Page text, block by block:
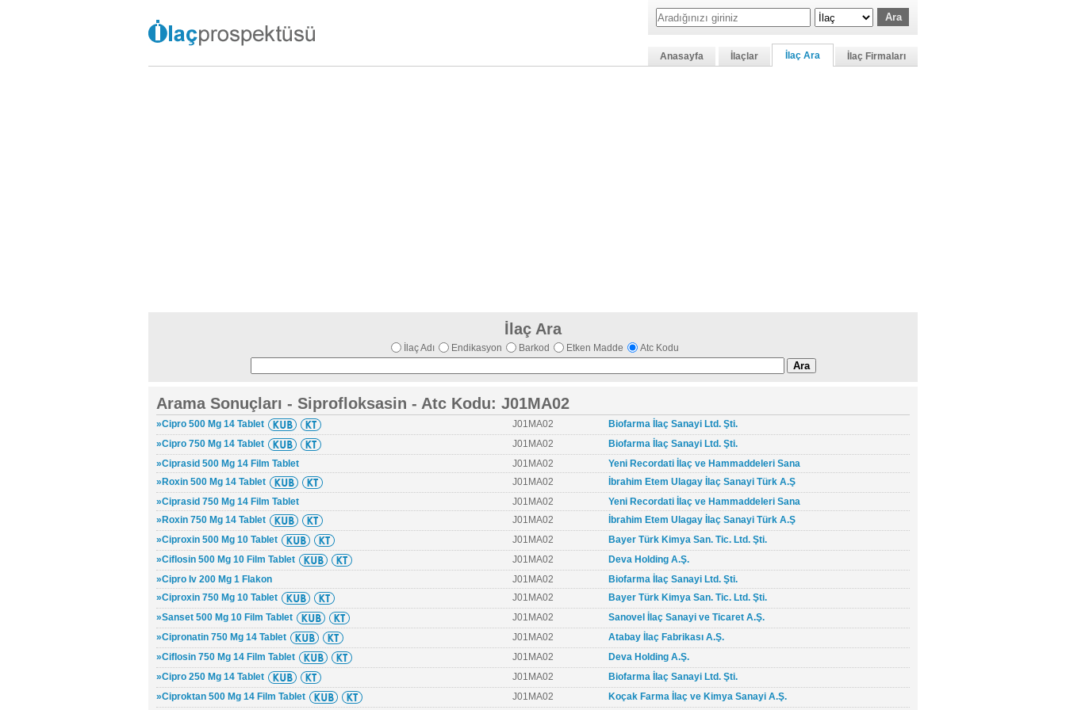
Anasayfa İlaçlar İlaç Ara İlaç Firmaları
İlaç Ara
İlaç Adı Endikasyon Barkod Etken Madde Atc Kodu
Arama Sonuçları - Siprofloksasin - Atc Kodu: J01MA02
»Cipro 500 Mg 14 Tablet J01MA02
Biofarma İlaç Sanayi Ltd. Şti.
»Cipro 750 Mg 14 Tablet
J01MA02
Biofarma İlaç Sanayi Ltd. Şti.
»Ciprasid 500 Mg 14 Film Tablet
J01MA02
Yeni Recordati İlaç ve Hammaddeleri Sana
»Roxin 500 Mg 14 Tablet
J01MA02
İbrahim Etem Ulagay İlaç Sanayi Türk A.Ş
»Ciprasid 750 Mg 14 Film Tablet
J01MA02
Yeni Recordati İlaç ve Hammaddeleri Sana
»Roxin 750 Mg 14 Tablet
J01MA02
İbrahim Etem Ulagay İlaç Sanayi Türk A.Ş
»Ciproxin 500 Mg 10 Tablet
J01MA02
Bayer Türk Kimya San. Tic. Ltd. Şti.
»Ciflosin 500 Mg 10 Film Tablet
J01MA02
Deva Holding A.Ş.
»Cipro Iv 200 Mg 1 Flakon
J01MA02
Biofarma İlaç Sanayi Ltd. Şti.
»Ciproxin 750 Mg 10 Tablet
J01MA02
Bayer Türk Kimya San. Tic. Ltd. Şti.
»Sanset 500 Mg 10 Film Tablet
J01MA02
Sanovel İlaç Sanayi ve Ticaret A.Ş.
»Cipronatin 750 Mg 14 Tablet
J01MA02
Atabay İlaç Fabrikası A.Ş.
»Ciflosin 750 Mg 14 Film Tablet
J01MA02
Deva Holding A.Ş.
»Cipro 250 Mg 14 Tablet
J01MA02
Biofarma İlaç Sanayi Ltd. Şti.
»Ciproktan 500 Mg 14 Film Tablet
J01MA02 Koçak Farma İlaç ve Kimya Sanayi A.Ş.